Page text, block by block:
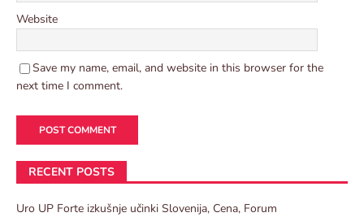
Website
Save my name, email, and website in this browser for the
next time I comment.
RECENT POSTS
Uro UP Forte izkušnje učinki Slovenija, Cena, Forum